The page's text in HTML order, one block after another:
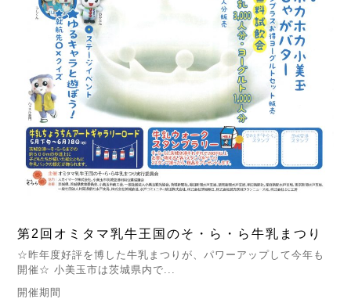
第2回オミタマ乳牛王国のそ・ら・ら牛乳まつり
☆昨年度好評を博した牛乳まつりが、パワーアップして今年も
開催☆ 小美玉市は茨城県内で...
開催期間